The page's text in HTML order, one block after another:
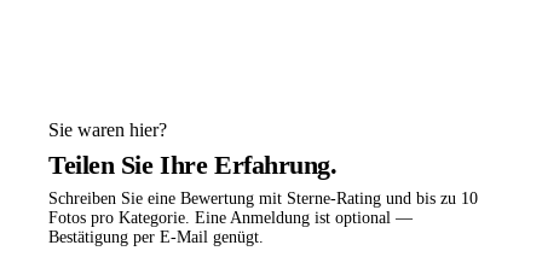
Sie waren hier?
Teilen Sie Ihre Erfahrung.
Schreiben Sie eine Bewertung mit Sterne-Rating und bis zu 10
Fotos pro Kategorie. Eine Anmeldung ist optional —
Bestätigung per E-Mail genügt.